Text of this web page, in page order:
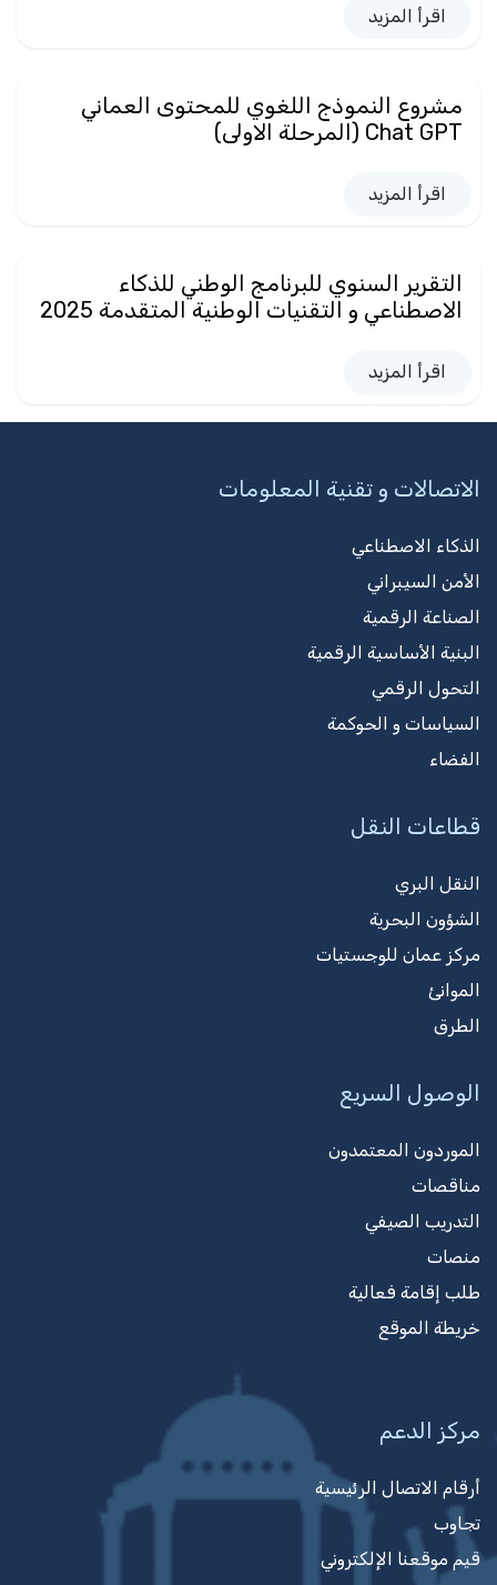
اقرأ المزيد
مشروع النموذج اللغوي للمحتوى العماني
Chat GPT (المرحلة الاولى)
اقرأ المزيد
التقرير السنوي للبرنامج الوطني للذكاء
الاصطناعي و التقنيات الوطنية المتقدمة 2025
اقرأ المزيد
الاتصالات و تقنية المعلومات
الذكاء الاصطناعي
الأمن السيبراني
الصناعة الرقمية
البنية الأساسية الرقمية
التحول الرقمي
السياسات و الحوكمة
الفضاء
قطاعات النقل
النقل البري
الشؤون البحرية
مركز عمان للوجستيات
الموانئ
الطرق
الوصول السريع
الموردون المعتمدون
مناقصات
التدريب الصيفي
منصات
طلب إقامة فعالية
خريطة الموقع
مركز الدعم
أرقام الاتصال الرئيسية
تجاوب
قيم موقعنا الإلكتروني